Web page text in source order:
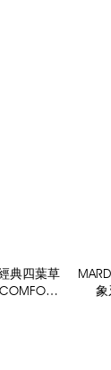
典四葉草
象